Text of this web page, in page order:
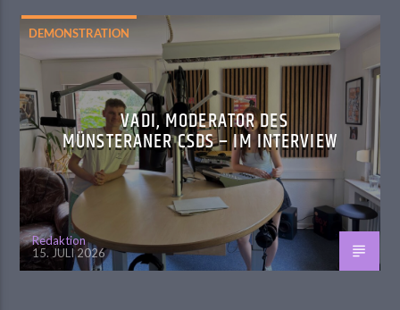
DEMONSTRATION
VADI, MODERATOR DES
MÜNSTERANER CSDS – IM INTERVIEW
Redaktion
15. JULI 2026